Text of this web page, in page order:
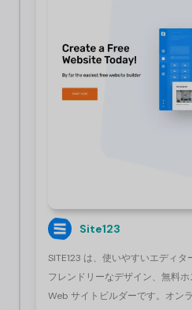
Site123
SITE123 は、使いやすいエディ
フレンドリーなデザイン、無料
Web サイトビルダーです。オン